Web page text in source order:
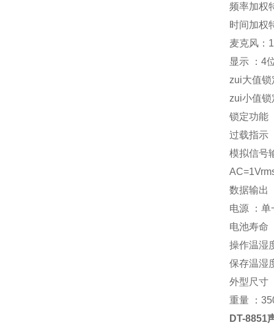
频率加权
时间加权
麦克风：
显示 ：4
zui大值
zui小值
锁定功能
过载指示
模拟信号
数据输出
电源 ：
电池寿命
操作温湿
保存温湿
外型尺寸
重量 ：
DT-8851